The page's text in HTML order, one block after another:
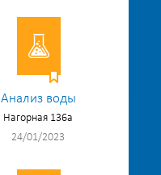
Анализ воды
Нагорная 136а
24/01/2023